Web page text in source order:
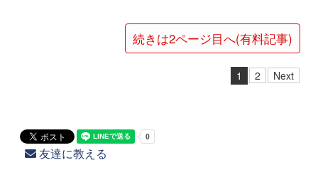
続きは2ページ目へ(有料記事)
1 2 Next
友達に教える